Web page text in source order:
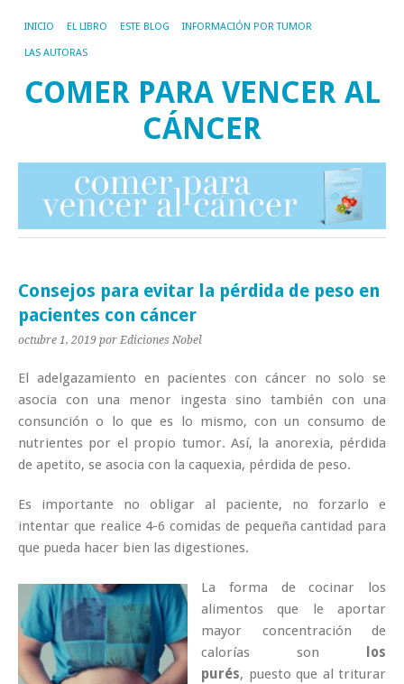
INICIO EL LIBRO ESTE BLOG INFORMACIÓN POR TUMOR
LAS AUTORAS
COMER PARA VENCER AL
CÁNCER
Consejos para evitar la pérdida de peso en
pacientes con cáncer
octubre 1, 2019 por Ediciones Nobel
El adelgazamiento en pacientes con cáncer no solo se
asocia con una menor ingesta sino también con una
consunción o lo que es lo mismo, con un consumo de
nutrientes por el propio tumor. Así, la anorexia, pérdida
de apetito, se asocia con la caquexia, pérdida de peso.
Es importante no obligar al paciente, no forzarlo e
intentar que realice 4-6 comidas de pequeña cantidad para
que pueda hacer bien las digestiones.
La forma de cocinar los
alimentos que le aportar
mayor concentración de
calorías son
los
purés, puesto que al triturar